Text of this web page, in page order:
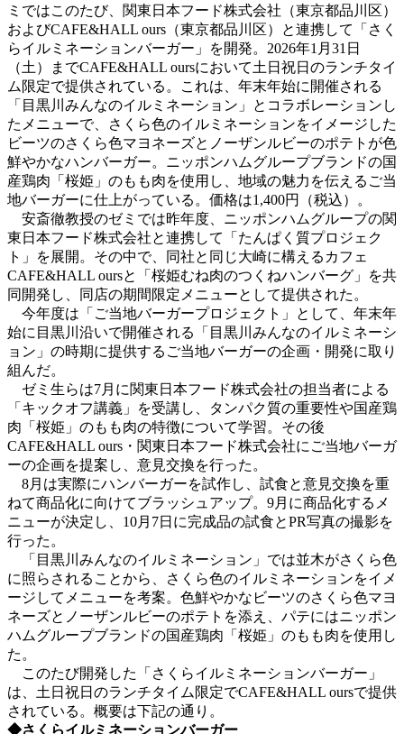
ミではこのたび、関東日本フード株式会社（東京都品川区）
およびCAFE&HALL ours（東京都品川区）と連携して「さく
らイルミネーションバーガー」を開発。2026年1月31日
（土）までCAFE&HALL oursにおいて土日祝日のランチタイ
ム限定で提供されている。これは、年末年始に開催される
「目黒川みんなのイルミネーション」とコラボレーションし
たメニューで、さくら色のイルミネーションをイメージした
ビーツのさくら色マヨネーズとノーザンルビーのポテトが色
鮮やかなハンバーガー。ニッポンハムグループブランドの国
産鶏肉「桜姫」のもも肉を使用し、地域の魅力を伝えるご当
地バーガーに仕上がっている。価格は1,400円（税込）。
安斎徹教授のゼミでは昨年度、ニッポンハムグループの関
東日本フード株式会社と連携して「たんぱく質プロジェク
ト」を展開。その中で、同社と同じ大崎に構えるカフェ
CAFE&HALL oursと「桜姫むね肉のつくねハンバーグ」を共
同開発し、同店の期間限定メニューとして提供された。
今年度は「ご当地バーガープロジェクト」として、年末年
始に目黒川沿いで開催される「目黒川みんなのイルミネーシ
ョン」の時期に提供するご当地バーガーの企画・開発に取り
組んだ。
ゼミ生らは7月に関東日本フード株式会社の担当者による
「キックオフ講義」を受講し、タンパク質の重要性や国産鶏
肉「桜姫」のもも肉の特徴について学習。その後
CAFE&HALL ours・関東日本フード株式会社にご当地バーガ
ーの企画を提案し、意見交換を行った。
8月は実際にハンバーガーを試作し、試食と意見交換を重
ねて商品化に向けてブラッシュアップ。9月に商品化するメ
ニューが決定し、10月7日に完成品の試食とPR写真の撮影を
行った。
「目黒川みんなのイルミネーション」では並木がさくら色
に照らされることから、さくら色のイルミネーションをイメ
ージしてメニューを考案。色鮮やかなビーツのさくら色マヨ
ネーズとノーザンルビーのポテトを添え、パテにはニッポン
ハムグループブランドの国産鶏肉「桜姫」のもも肉を使用し
た。
このたび開発した「さくらイルミネーションバーガー」
は、土日祝日のランチタイム限定でCAFE&HALL oursで提供
されている。概要は下記の通り。
◆さくらイルミネーションバーガー